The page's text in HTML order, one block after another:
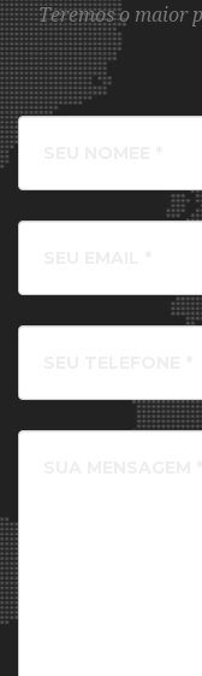
Teremos o maior